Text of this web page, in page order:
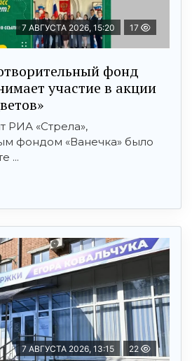
7 АВГУСТА 2026, 15:20 17
фонд
участие в акции
РИА «Стрела»,
фондом «Ванечка» было
...
7 АВГУСТА 2026, 13:15 22